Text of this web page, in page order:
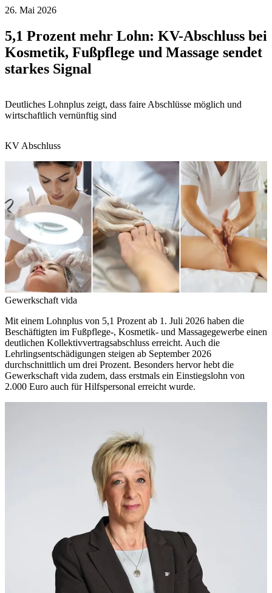
26. Mai 2026
5,1 Prozent mehr Lohn: KV-Abschluss bei
Kosmetik, Fußpflege und Massage sendet
starkes Signal
Deutliches Lohnplus zeigt, dass faire Abschlüsse möglich und
wirtschaftlich vernünftig sind
KV Abschluss
Gewerkschaft vida
Mit einem Lohnplus von 5,1 Prozent ab 1. Juli 2026 haben die
Beschäftigten im Fußpflege-, Kosmetik- und Massagegewerbe einen
deutlichen Kollektivvertragsabschluss erreicht. Auch die
Lehrlingsentschädigungen steigen ab September 2026
durchschnittlich um drei Prozent. Besonders hervor hebt die
Gewerkschaft vida zudem, dass erstmals ein Einstiegslohn von
2.000 Euro auch für Hilfspersonal erreicht wurde.